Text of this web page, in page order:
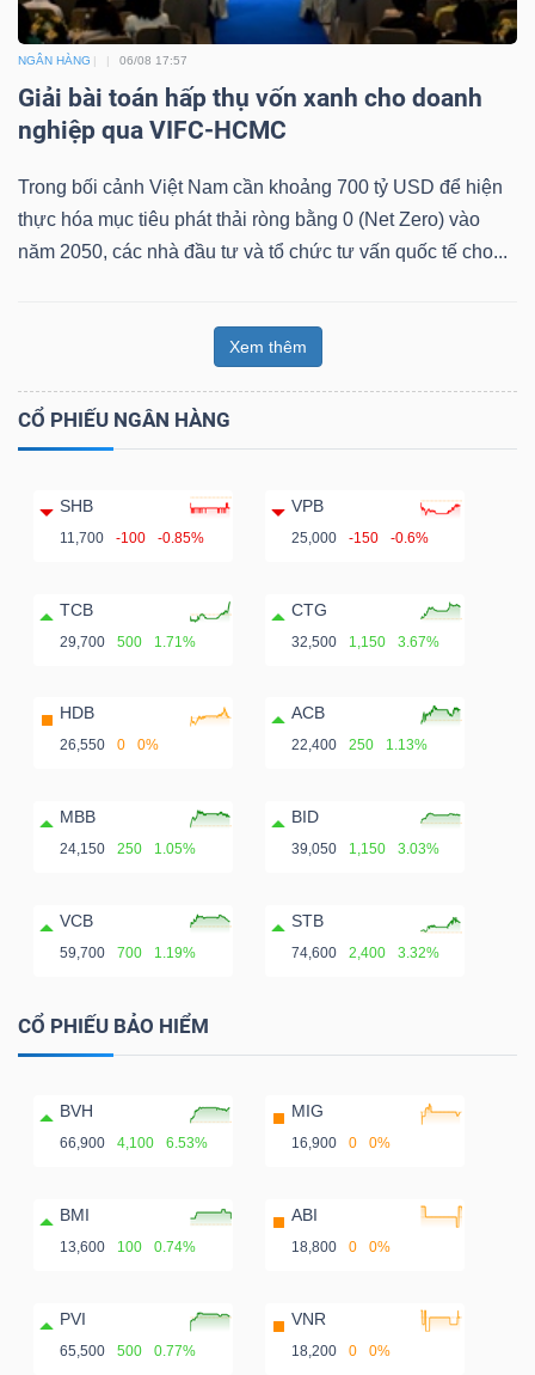
NGÂN HÀNG 06/08 17:57
Giải bài toán hấp thụ vốn xanh cho doanh
nghiệp qua VIFC-HCMC
Trong bối cảnh Việt Nam cần khoảng 700 tỷ USD để hiện
thực hóa mục tiêu phát thải ròng bằng 0 (Net Zero) vào
năm 2050, các nhà đầu tư và tổ chức tư vấn quốc tế cho...
Xem thêm
CỔ PHIẾU NGÂN HÀNG
SHB
11,700 -100 -0.85%
VPB
25,000 -150 -0.6%
TCB
29,700 500 1.71%
CTG
32,500 1,150 3.67%
HDB
26,550 0 0%
ACB
22,400 250 1.13%
MBB
24,150 250 1.05%
BID
39,050 1,150 3.03%
VCB
59,700 700 1.19%
STB
74,600 2,400 3.32%
CỔ PHIẾU BẢO HIỂM
BVH
66,900 4,100 6.53%
MIG
16,900 0 0%
BMI
13,600 100 0.74%
ABI
18,800 0 0%
PVI
65,500 500 0.77%
VNR
18,200 0 0%